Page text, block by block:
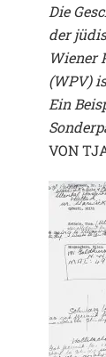
Die
der
Wiener
(WPV)
Ein
VON